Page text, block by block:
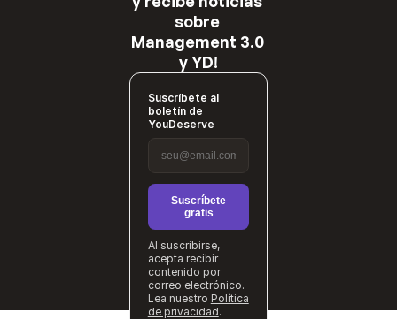
sobre
Management 3.0
y YD!
Suscríbete al
boletín de
YouDeserve
Suscríbete
gratis
Al suscribirse,
acepta recibir
contenido por
correo electrónico.
Lea nuestro Política
de privacidad.